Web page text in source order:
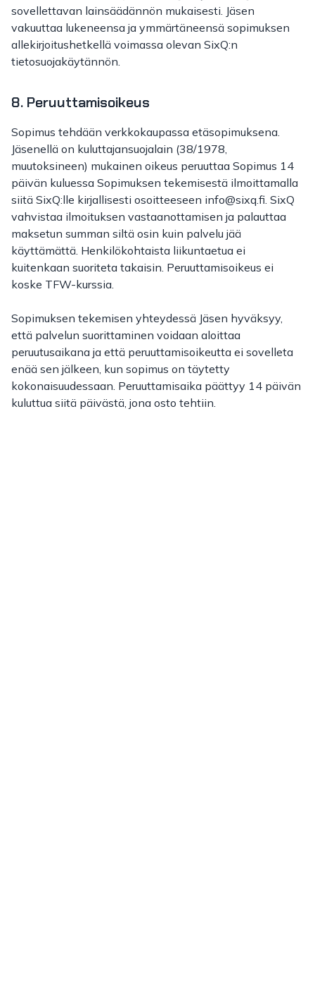
sovellettavan lainsäädännön mukaisesti. Jäsen
vakuuttaa lukeneensa ja ymmärtäneensä sopimuksen
allekirjoitushetkellä voimassa olevan SixQ:n
tietosuojakäytännön.
8. Peruuttamisoikeus
Sopimus tehdään verkkokaupassa etäsopimuksena.
Jäsenellä on kuluttajansuojalain (38/1978,
muutoksineen) mukainen oikeus peruuttaa Sopimus 14
päivän kuluessa Sopimuksen tekemisestä ilmoittamalla
siitä SixQ:lle kirjallisesti osoitteeseen info@sixq.fi. SixQ
vahvistaa ilmoituksen vastaanottamisen ja palauttaa
maksetun summan siltä osin kuin palvelu jää
käyttämättä. Henkilökohtaista liikuntaetua ei
kuitenkaan suoriteta takaisin. Peruuttamisoikeus ei
koske TFW-kurssia.
Sopimuksen tekemisen yhteydessä Jäsen hyväksyy,
että palvelun suorittaminen voidaan aloittaa
peruutusaikana ja että peruuttamisoikeutta ei sovelleta
enää sen jälkeen, kun sopimus on täytetty
kokonaisuudessaan. Peruuttamisaika päättyy 14 päivän
kuluttua siitä päivästä, jona osto tehtiin.